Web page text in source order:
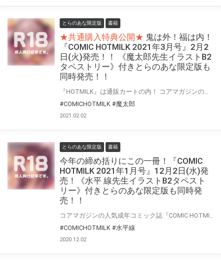
とらのあな限定版 書籍
★共通購入特典公開★ 鬼は外！福は内！
『COMIC HOTMILK 2021年3月号』2月2
日(火)発売！！ 《魔太郎先生イラストB2
タペストリー》付きとらのあな限定版も
同時発売！！
#COMICHOTMILK #魔太郎
2021.02.02
とらのあな限定版 書籍
今年の締め括りにこの一冊！『COMIC
HOTMILK 2021年1月号』12月2日(水)発
売！《水平 線先生イラストB2タペスト
リー》付きとらのあな限定版も同時発
売！！
#COMICHOTMILK #水平線
2020.12.02